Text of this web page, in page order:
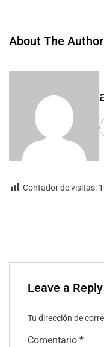
About The Author
Contador de visitas:
Leave a Reply
Tu dirección de
Comentario *